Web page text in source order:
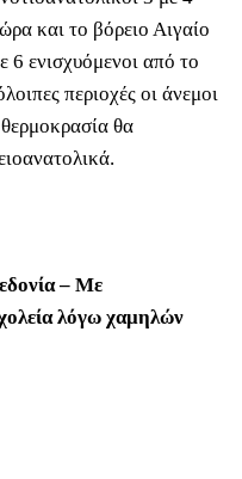
και το βόρειο Αιγαίο
6 ενισχυόμενοι από το
περιοχές οι άνεμοι
θα
– Με
λόγω χαμηλών